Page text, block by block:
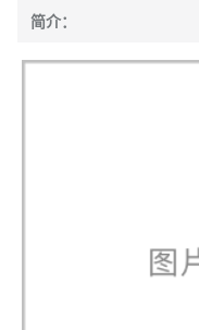
简介：